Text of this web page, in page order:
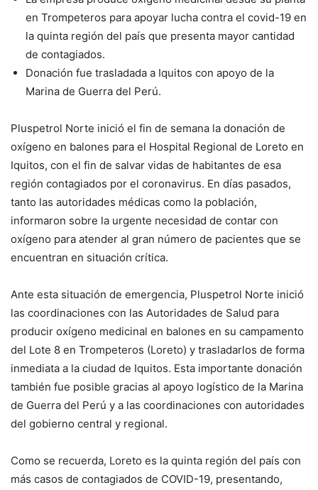
en Trompeteros para apoyar lucha contra el covid-19 en
la quinta región del país que presenta mayor cantidad
de contagiados.
Donación fue trasladada a Iquitos con apoyo de la
Marina de Guerra del Perú.
Pluspetrol Norte inició el fin de semana la donación de
oxígeno en balones para el Hospital Regional de Loreto en
Iquitos, con el fin de salvar vidas de habitantes de esa
región contagiados por el coronavirus. En días pasados,
tanto las autoridades médicas como la población,
informaron sobre la urgente necesidad de contar con
oxígeno para atender al gran número de pacientes que se
encuentran en situación crítica.
Ante esta situación de emergencia, Pluspetrol Norte inició
las coordinaciones con las Autoridades de Salud para
producir oxígeno medicinal en balones en su campamento
del Lote 8 en Trompeteros (Loreto) y trasladarlos de forma
inmediata a la ciudad de Iquitos. Esta importante donación
también fue posible gracias al apoyo logístico de la Marina
de Guerra del Perú y a las coordinaciones con autoridades
del gobierno central y regional.
Como se recuerda, Loreto es la quinta región del país con
más casos de contagiados de COVID-19, presentando,